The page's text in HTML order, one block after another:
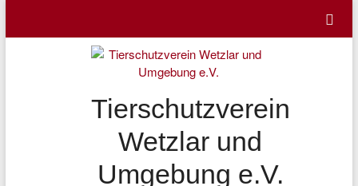
content
Tierschutzverein
Wetzlar und
Umgebung e.V.